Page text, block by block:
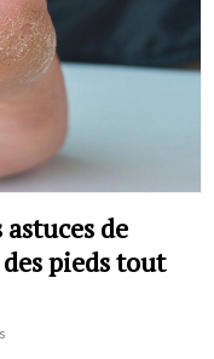
de
pieds tout